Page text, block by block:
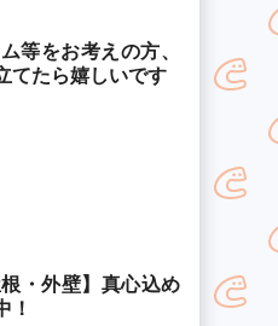
等をお考えの方、
てたら嬉しいです
・外壁】真心込め
！